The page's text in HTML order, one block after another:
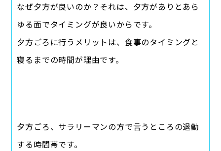
なぜ夕方が良いのか？それは、夕方がありとあら
ゆる面でタイミングが良いからです。
夕方ごろに行うメリットは、食事のタイミングと
寝るまでの時間が理由です。
夕方ごろ、サラリーマンの方で言うところの退勤
する時間帯です。